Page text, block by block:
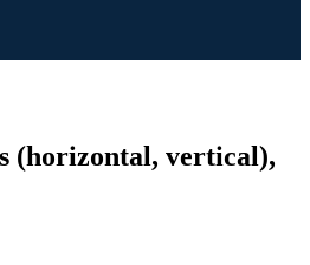
(horizontal, vertical),